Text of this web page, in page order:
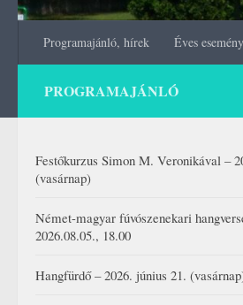
Programajánló, hírek Éves
PROGRAMAJÁNLÓ
Festőkurzus Simon M. Veronikával –
(vasárnap)
Német-magyar fúvószenekari
2026.08.05., 18.00
Hangfürdő – 2026. június 21.